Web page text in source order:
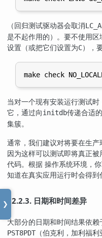
❯
（回归测试驱动器会取消
是不起作用的）。要不使用
设置（或把它们设置为C），
当对一个现有安装运行测试
它，通过向initdb传递合适
集簇。
通常，我们建议对将要在生产
因为这样可以测试即将真正
代码。根据 操作系统环境，
知道在真实应用运行时会得到
32.2.3. 日期和时间差异
大部分的日期和时间结果依
PST8PDT （伯克利，加利福